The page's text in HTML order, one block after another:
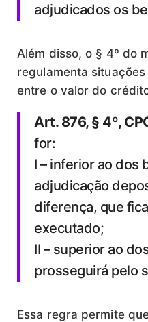
adjudicados os
Além disso, o § 4º do
regulamenta
entre o valor do
Art. 876, § 4º,
for:
I – inferior ao dos
adjudicação
diferença, que
executado;
II – superior ao
prosseguirá pelo
Essa regra permite